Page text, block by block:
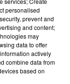
ET
avoir
trois mois
personalised
prevent and
and content;
may
data to offer
actively
combine data from
based on